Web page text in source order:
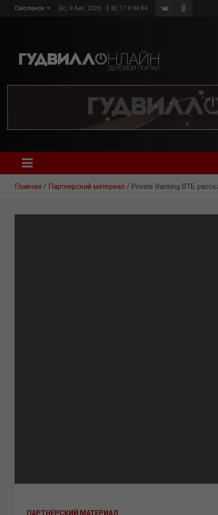
Смоленск Вс, 9 Авг, 2026 $ 82.17 € 94.84
Главная Партнерский материал Private Banking ВТБ
ПАРТНЕРСКИЙ МАТЕРИАЛ